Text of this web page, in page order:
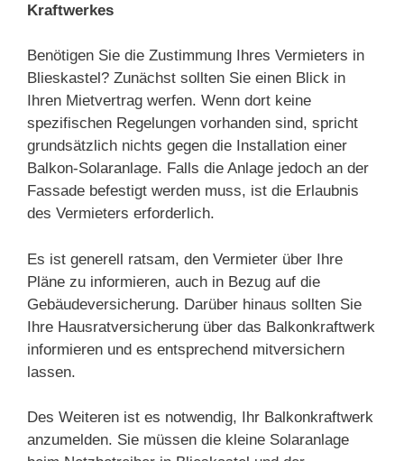
Kraftwerkes
Benötigen Sie die Zustimmung Ihres Vermieters in
Blieskastel? Zunächst sollten Sie einen Blick in
Ihren Mietvertrag werfen. Wenn dort keine
spezifischen Regelungen vorhanden sind, spricht
grundsätzlich nichts gegen die Installation einer
Balkon-Solaranlage. Falls die Anlage jedoch an der
Fassade befestigt werden muss, ist die Erlaubnis
des Vermieters erforderlich.
Es ist generell ratsam, den Vermieter über Ihre
Pläne zu informieren, auch in Bezug auf die
Gebäudeversicherung. Darüber hinaus sollten Sie
Ihre Hausratversicherung über das Balkonkraftwerk
informieren und es entsprechend mitversichern
lassen.
Des Weiteren ist es notwendig, Ihr Balkonkraftwerk
anzumelden. Sie müssen die kleine Solaranlage